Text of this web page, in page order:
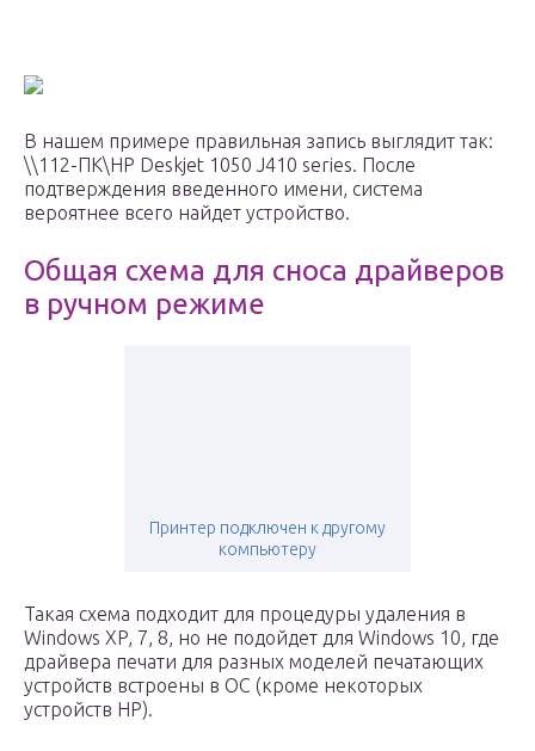
В нашем примере правильная запись выглядит так:
\\112-ПК\HP Deskjet 1050 J410 series. После
подтверждения введенного имени, система
вероятнее всего найдет устройство.
Общая схема для сноса драйверов
в ручном режиме
Принтер подключен к другому
компьютеру
Такая схема подходит для процедуры удаления в
Windows XP, 7, 8, но не подойдет для Windows 10, где
драйвера печати для разных моделей печатающих
устройств встроены в ОС (кроме некоторых
устройств HP).